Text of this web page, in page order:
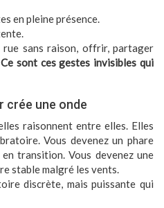
en pleine présence.
rue sans raison, offrir, partager
Ce sont ces gestes invisibles qui
crée une onde
raisonnent entre elles. Elles
Vous devenez un phare
transition. Vous devenez une
stable malgré les vents.
discrète, mais puissante qui